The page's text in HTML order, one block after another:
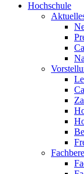
Hochschule